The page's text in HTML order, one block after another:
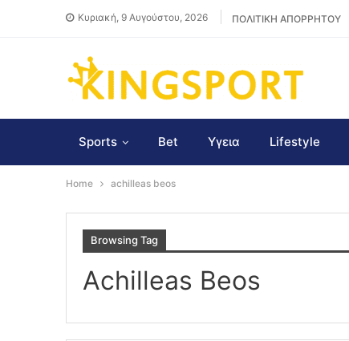
Κυριακή, 9 Αυγούστου, 2026 ΠΟΛΙΤΙΚΗ ΑΠΟΡΡΗΤΟΥ
Sports Bet Υγεια Lifestyle
Home achilleas beos
Browsing Tag
Achilleas Beos